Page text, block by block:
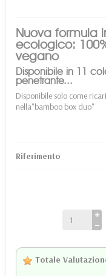
Nuova formula
ecologico:
vegano
Disponibile in 11
penetrante...
Disponibile solo come
nella"bamboo box duo"
Riferimento
Totale